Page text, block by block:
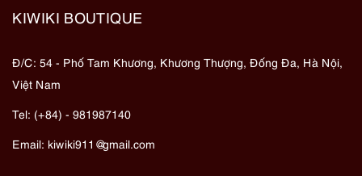
KIWIKI BOUTIQUE
Đ/C: 54 - Phố Tam Khương, Khương Thượng, Đống Đa, Hà Nội,
Việt Nam
Tel: (+84) - 981987140
Email: kiwiki911@gmail.com